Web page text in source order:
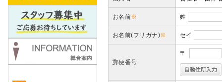
お名前※ 姓
お名前(フリガナ)※ セイ
郵便番号
〒